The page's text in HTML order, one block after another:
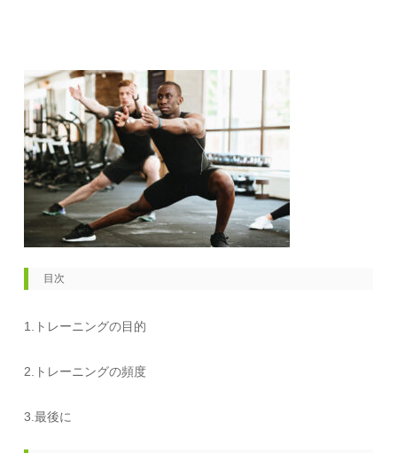
目次
1.トレーニングの目的
2.トレーニングの頻度
3.最後に